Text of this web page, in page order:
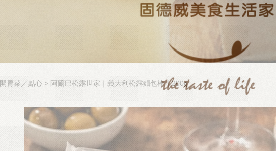
開胃菜／點心 阿爾巴松露世家｜義大利松露麵包棒｜200g